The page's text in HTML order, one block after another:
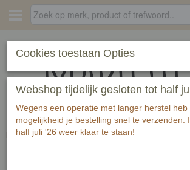
Inloggen
Home › producten › letterkaarten
Cookies toestaan Opties
Webshop tijdelijk gesloten tot half
Wegens een operatie met langer herstel heb
mogelijkheid je bestelling snel te verzenden.
half juli '26 weer klaar te staan!